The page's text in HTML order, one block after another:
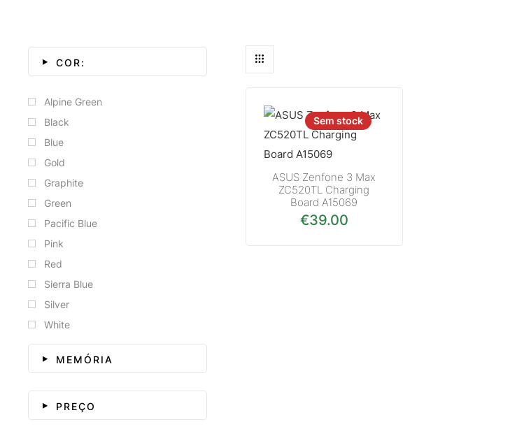
Sem stock
ASUS Zenfone 3 Max
ZC520TL Charging
Board A15069
€39.00
COR:
Alpine Green
Black
Blue
Gold
Graphite
Green
Pacific Blue
Pink
Red
Sierra Blue
Silver
White
MEMÓRIA
PREÇO